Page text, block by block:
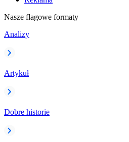
Nasze flagowe formaty
Analizy
Artykuł
Dobre historie